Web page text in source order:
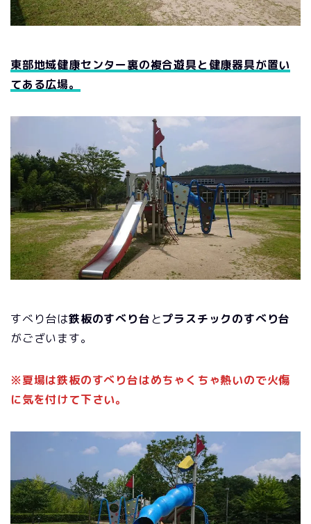
東部地域健康センター裏の複合遊具と健康器具が置い
てある広場。
すべり台は鉄板のすべり台とプラスチックのすべり台
がございます。
※夏場は鉄板のすべり台はめちゃくちゃ熱いので火傷
に気を付けて下さい。